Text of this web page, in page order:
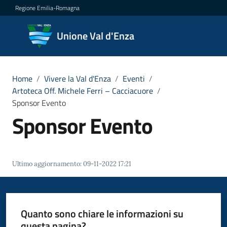
Vai al contenuto
Vai alla navigazione
Vai al footer
Regione Emilia-Romagna
Unione Val d'Enza
Unione
Val
Amministrazione
Novità
Servizi
Vivere
Val
Home / Vivere la Val d'Enza / Eventi /
Artoteca Off. Michele Ferri – Cacciacuore /
Sponsor Evento
Sponsor Evento
Ultimo aggiornamento:09-11-2022 17:21
Quanto sono chiare le informazioni su